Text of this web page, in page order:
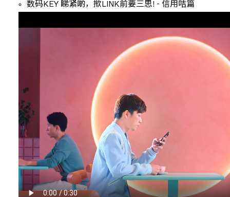
数码KEY 睇紧啲，揿LINK前要三思! - 信用咭篇